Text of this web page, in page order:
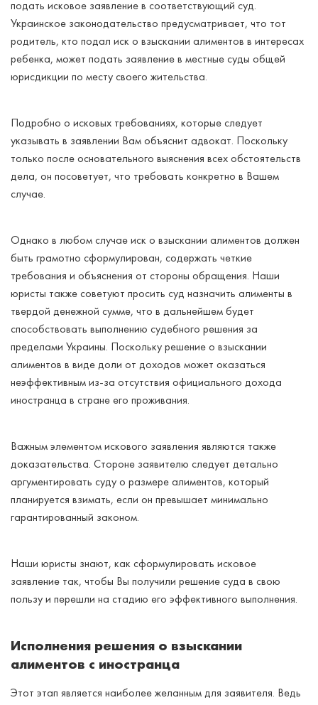
подать исковое заявление в соответствующий суд.
Украинское законодательство предусматривает, что тот
родитель, кто подал иск о взыскании алиментов в интересах
ребенка, может подать заявление в местные суды общей
юрисдикции по месту своего жительства.
Подробно о исковых требованиях, которые следует
указывать в заявлении Вам объяснит адвокат. Поскольку
только после основательного выяснения всех обстоятельств
дела, он посоветует, что требовать конкретно в Вашем
случае.
Однако в любом случае иск о взыскании алиментов должен
быть грамотно сформулирован, содержать четкие
требования и объяснения от стороны обращения. Наши
юристы также советуют просить суд назначить алименты в
твердой денежной сумме, что в дальнейшем будет
способствовать выполнению судебного решения за
пределами Украины. Поскольку решение о взыскании
алиментов в виде доли от доходов может оказаться
неэффективным из-за отсутствия официального дохода
иностранца в стране его проживания.
Важным элементом искового заявления являются также
доказательства. Стороне заявителю следует детально
аргументировать суду о размере алиментов, который
планируется взимать, если он превышает минимально
гарантированный законом.
Наши юристы знают, как сформулировать исковое
заявление так, чтобы Вы получили решение суда в свою
пользу и перешли на стадию его эффективного выполнения.
Исполнения решения о взыскании
алиментов с иностранца
Этот этап является наиболее желанным для заявителя. Ведь